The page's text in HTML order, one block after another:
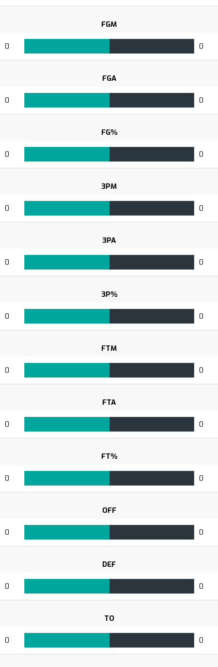
FGM
0 0
FGA
0 0
FG%
0 0
3PM
0 0
3PA
0 0
3P%
0 0
FTM
0 0
FTA
0 0
FT%
0 0
OFF
0 0
DEF
0 0
TO
0 0